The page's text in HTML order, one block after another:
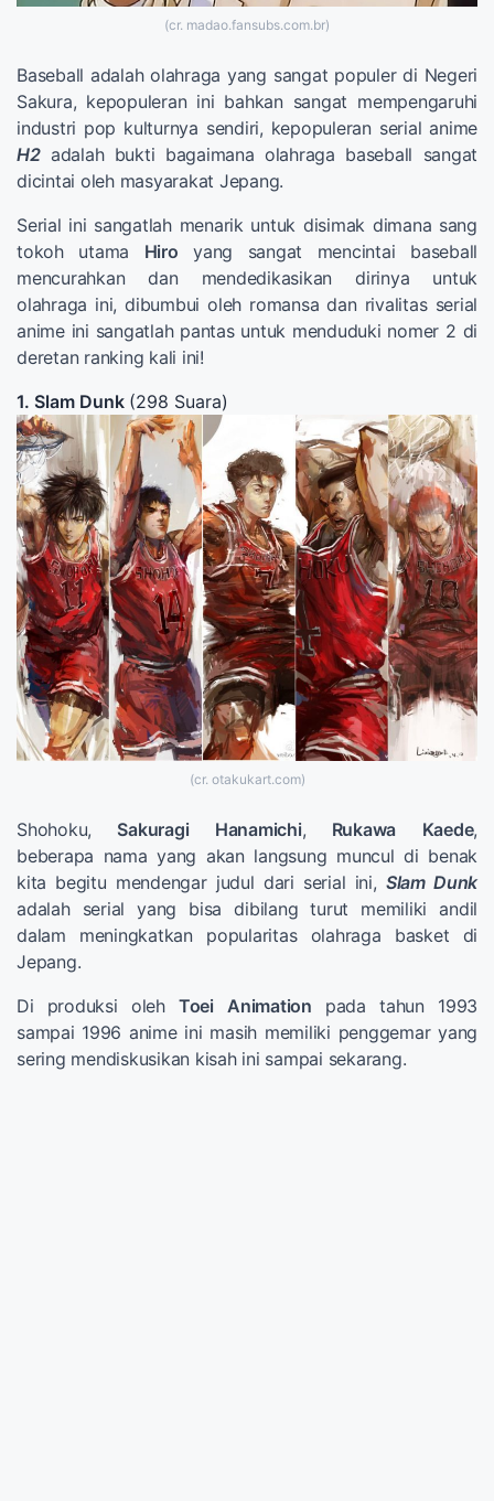
(cr. madao.fansubs.com.br)
Baseball adalah olahraga yang sangat populer di Negeri
Sakura, kepopuleran ini bahkan sangat mempengaruhi
industri pop kulturnya sendiri, kepopuleran serial anime
H2adalah bukti bagaimana olahraga baseball sangat
dicintai oleh masyarakat Jepang.
Serial ini sangatlah menarik untuk disimak dimana sang
tokoh utama Hiro yang sangat mencintai baseball
mencurahkan dan mendedikasikan dirinya untuk
olahraga ini, dibumbui oleh romansa dan rivalitas serial
anime ini sangatlah pantas untuk menduduki nomer 2 di
deretan ranking kali ini!
1. Slam Dunk (298 Suara)
(cr. otakukart.com)
Shohoku, Sakuragi Hanamichi, Rukawa Kaede,
beberapa nama yang akan langsung muncul di benak
kita begitu mendengar judul dari serial ini, Slam Dunk
adalah serial yang bisa dibilang turut memiliki andil
dalam meningkatkan popularitas olahraga basket di
Jepang.
Di produksi oleh Toei Animation pada tahun 1993
sampai 1996 anime ini masih memiliki penggemar yang
sering mendiskusikan kisah ini sampai sekarang.